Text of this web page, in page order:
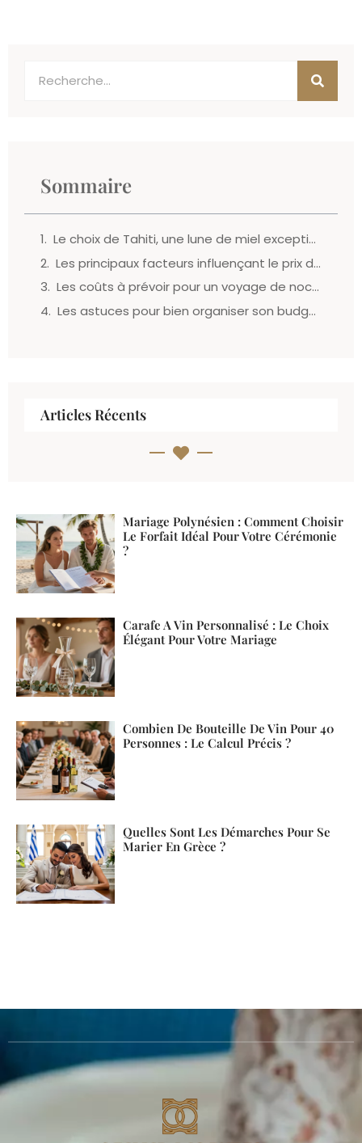
Sommaire
Le choix de Tahiti, une lune de miel exceptionnelle
Les principaux facteurs influençant le prix d’une lune de miel à Tahiti
Les coûts à prévoir pour un voyage de noces à Tahiti
Les astuces pour bien organiser son budget lune de miel à Tahiti
Articles Récents
Mariage Polynésien : Comment Choisir
Le Forfait Idéal Pour Votre Cérémonie
?
Carafe A Vin Personnalisé : Le Choix
Élégant Pour Votre Mariage
Combien De Bouteille De Vin Pour 40
Personnes : Le Calcul Précis ?
Quelles Sont Les Démarches Pour Se
Marier En Grèce ?